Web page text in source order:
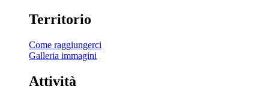
Territorio
Come raggiungerci
Galleria immagini
Attività